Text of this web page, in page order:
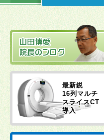
最新鋭
16列マルチ
スライスCT
導入